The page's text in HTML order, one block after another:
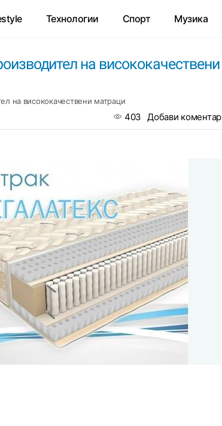
Технологии Спорт Музика
на висококачествени
на висококачествени матраци
403 Добави коментар